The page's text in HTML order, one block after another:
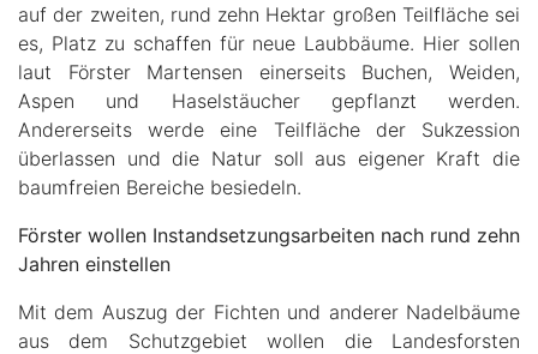
auf der zweiten, rund zehn Hektar großen Teilfläche sei
es, Platz zu schaffen für neue Laubbäume. Hier sollen
laut Förster Martensen einerseits Buchen, Weiden,
Aspen und Haselstäucher gepflanzt werden.
Andererseits werde eine Teilfläche der Sukzession
überlassen und die Natur soll aus eigener Kraft die
baumfreien Bereiche besiedeln.
Förster wollen Instandsetzungsarbeiten nach rund zehn
Jahren einstellen
Mit dem Auszug der Fichten und anderer Nadelbäume
aus dem Schutzgebiet wollen die Landesforsten